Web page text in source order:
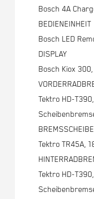
Bosch 4A
BEDIENEINHEIT
Bosch LED
DISPLAY
Bosch Kiox
Tektro HD-
Tektro TR45A,
Tektro HD-